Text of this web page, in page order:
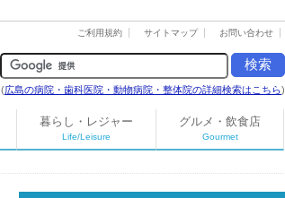
(広島の病院・歯科医院・動物病院・整体院の詳細検索はこちら)
ご利用規約 サイトマップ お問い合わせ
暮らし・レジャー
Life/Leisure
グルメ・飲食店
Gourmet